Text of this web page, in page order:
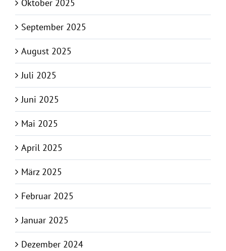
Oktober 2025
September 2025
August 2025
Juli 2025
Juni 2025
Mai 2025
April 2025
März 2025
Februar 2025
Januar 2025
Dezember 2024